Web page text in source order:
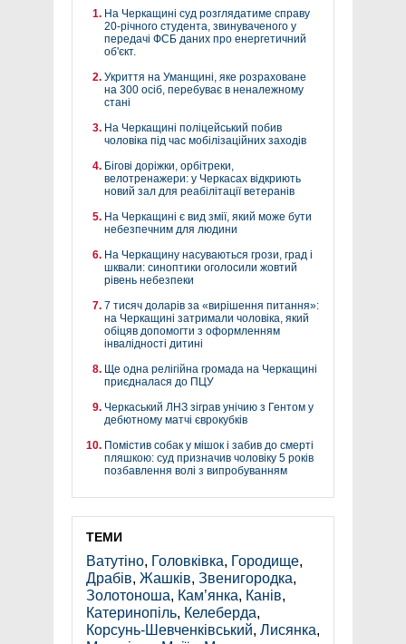
На Черкащині суд розглядатиме справу
20-річного студента, звинуваченого у
передачі ФСБ даних про енергетичний
об'єкт.
Укриття на Уманщині, яке розраховане
на 300 осіб, перебуває в неналежному
стані
На Черкащині поліцейський побив
чоловіка під час мобілізаційних заходів
Бігові доріжки, орбітреки,
велотренажери: у Черкасах відкриють
новий зал для реабілітації ветеранів
На Черкащині є вид змії, який може бути
небезпечним для людини
На Черкащину насуваються грози, град і
шквали: синоптики оголосили жовтий
рівень небезпеки
7 тисяч доларів за «вирішення питання»:
на Черкащині затримали чоловіка, який
обіцяв допомогти з оформленням
інвалідності дитині
Ще одна релігійна громада на Черкащині
приєдналася до ПЦУ
Черкаський ЛНЗ зіграв унічию з Гентом у
дебютному матчі єврокубків
Помістив собак у мішок і забив до смерті
пляшкою: суд призначив чоловіку 5 років
позбавлення волі з випробуванням
ТЕМИ
Ватутіно, Головківка, Городище,
Драбів, Жашків, Звенигородка,
Золотоноша, Кам’янка, Канів,
Катеринопіль, Келеберда,
Корсунь-Шевченківський, Лисянка,